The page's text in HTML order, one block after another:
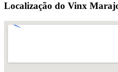
Localização do Vinx